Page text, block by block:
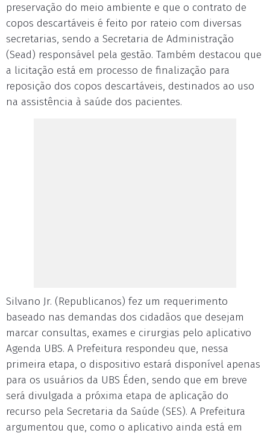
preservação do meio ambiente e que o contrato de
copos descartáveis é feito por rateio com diversas
secretarias, sendo a Secretaria de Administração
(Sead) responsável pela gestão. Também destacou que
a licitação está em processo de finalização para
reposição dos copos descartáveis, destinados ao uso
na assistência à saúde dos pacientes.
Silvano Jr. (Republicanos) fez um requerimento
baseado nas demandas dos cidadãos que desejam
marcar consultas, exames e cirurgias pelo aplicativo
Agenda UBS. A Prefeitura respondeu que, nessa
primeira etapa, o dispositivo estará disponível apenas
para os usuários da UBS Éden, sendo que em breve
será divulgada a próxima etapa de aplicação do
recurso pela Secretaria da Saúde (SES). A Prefeitura
argumentou que, como o aplicativo ainda está em